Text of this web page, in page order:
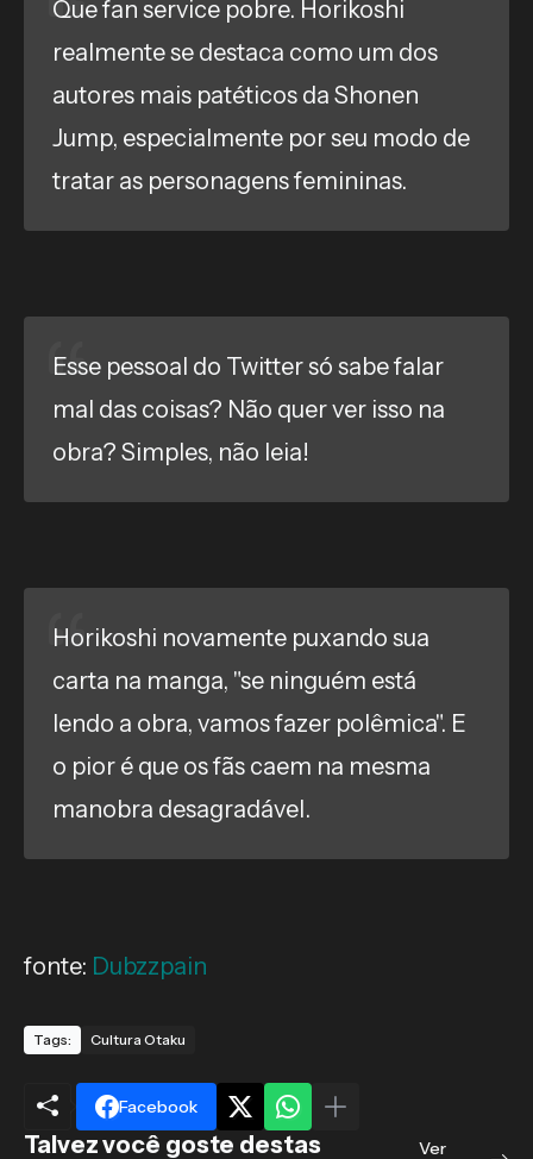
Que fan service pobre. Horikoshi
realmente se destaca como um dos
autores mais patéticos da Shonen
Jump, especialmente por seu modo de
tratar as personagens femininas.
Esse pessoal do Twitter só sabe falar
mal das coisas? Não quer ver isso na
obra? Simples, não leia!
Horikoshi novamente puxando sua
carta na manga, "se ninguém está
lendo a obra, vamos fazer polêmica". E
o pior é que os fãs caem na mesma
manobra desagradável.
fonte: Dubzzpain
Tags: Cultura Otaku
Facebook
Talvez você goste destas
Ver